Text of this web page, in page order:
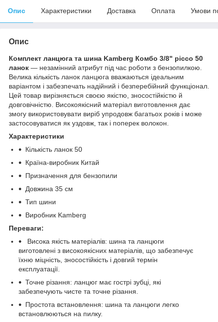
Опис Характеристики Доставка Оплата Умови
Опис
Комплект ланцюга та шина Kamberg Комбо 3/8" picco 50
ланок — незамінний атрибут під час роботи з бензопилкою.
Велика кількість ланок ланцюга вважаються ідеальним
варіантом і забезпечать надійний і безперебійний функціонал.
Цей товар вирізняється своєю якістю, зносостійкістю й
довговічністю. Високоякісний матеріал виготовлення дає
змогу використовувати виріб упродовж багатьох років і може
застосовуватися як уздовж, так і поперек волокон.
Характеристики
Кількість ланок 50
Країна-виробник Китай
Призначення для бензопили
Довжина 35 см
Тип шини
Виробник Kamberg
Переваги:
Висока якість матеріалів: шина та ланцюги
виготовлені з високоякісних матеріалів, що забезпечує
їхню міцність, зносостійкість і довгий термін
експлуатації.
Точне різання: ланцюг має гострі зубці, які
забезпечують чисте та точне різання.
Простота встановлення: шина та ланцюги легко
встановлюються на пилку.